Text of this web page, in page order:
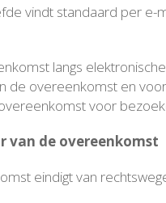
vindt standaard per e-
langs
de overeenkomst en
voor
van de overeenkomst
eindigt van